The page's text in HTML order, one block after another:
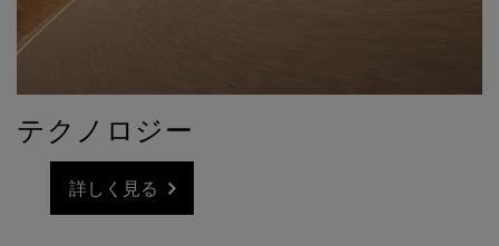
テクノロジー
詳しく見る